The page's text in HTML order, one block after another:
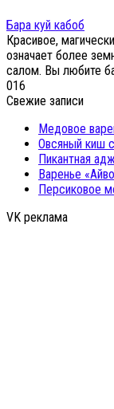
Бара куй кабоб
Красивое,
означает более
салом. Вы любите
016
Свежие записи
Медовое
Овсяный киш
Пикантная
Варенье
Персиковое
VK реклама